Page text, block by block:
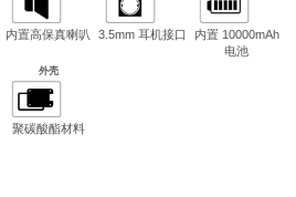
内置高保真喇叭 3.5mm 耳机接口
内置 10000mAh
电池
外壳
聚碳酸酯材料